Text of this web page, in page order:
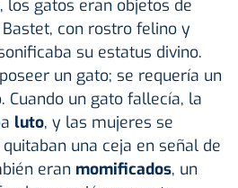
, los gatos eran objetos de
Bastet, con rostro felino y
su estatus divino.
un gato; se requería un
Cuando un gato fallecía, la
luto, y las mujeres se
una ceja en señal de
eran momificados, un